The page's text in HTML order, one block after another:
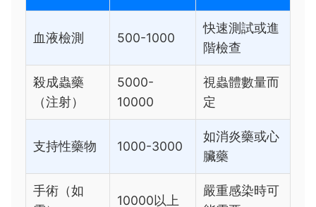
血液檢測 500-1000
快速測試或進
階檢查
殺成蟲藥
（注射）
5000-
10000
視蟲體數量而
定
支持性藥物 1000-3000
如消炎藥或心
臟藥
手術（如
10000以上
嚴重感染時可